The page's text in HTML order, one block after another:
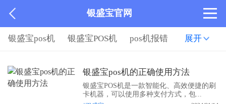
银盛宝官网
银盛宝pos机 银盛宝POS机 pos机报错 展开
银盛宝pos机的正确使用方法
银盛宝POS机是一款智能化、高效便捷的刷
卡机器，可以使用多种支付方式，包...